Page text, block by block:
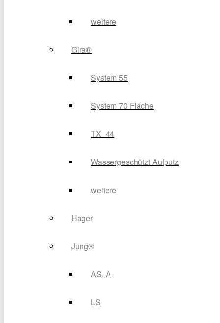
weitere
Gira®
System 55
System 70 Fläche
TX_44
Wassergeschützt Aufputz
weitere
Hager
Jung®
AS, A
LS